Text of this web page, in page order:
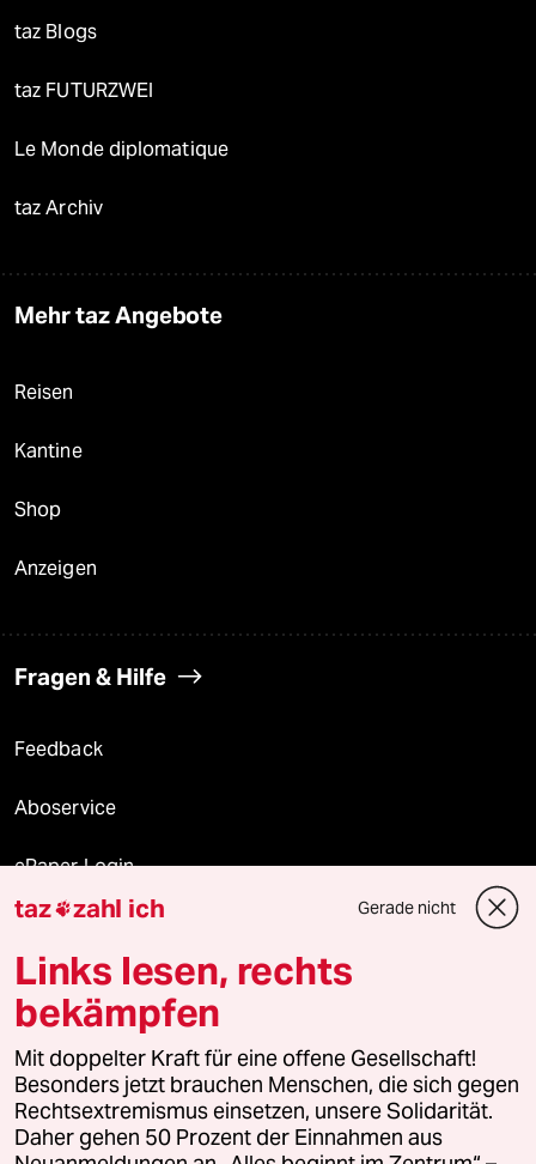
taz Blogs
taz FUTURZWEI
Le Monde diplomatique
taz Archiv
Mehr taz Angebote
Reisen
Kantine
Shop
Anzeigen
Fragen & Hilfe
Feedback
Aboservice
ePaper Login
Downloads für Abonnierende
© 2026 taz Verlags und Vertriebs GmbH
Alle Rechte vorbehalten. Bei rechtlichen Fragen oder für Genehmigungen
wenden Sie sich bitte an
lizenzen@taz.de
Feedback Redaktionsstatut Kommune-Richtlinien
taz zahl ich Gerade nicht
Links lesen, rechts
bekämpfen
Mit doppelter Kraft für eine offene Gesellschaft!
Besonders jetzt brauchen Menschen, die sich gegen
Rechtsextremismus einsetzen, unsere Solidarität.
Daher gehen 50 Prozent der Einnahmen aus